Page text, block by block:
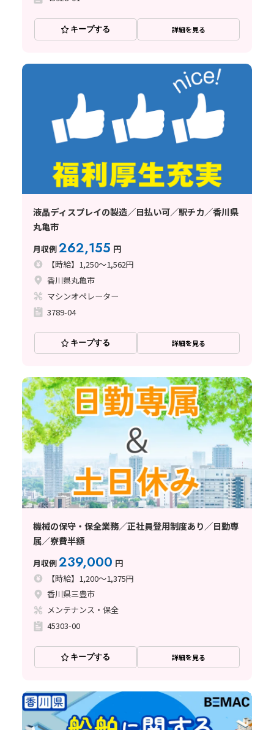
キープする 詳細を見る
液晶ディスプレイの製造／日払い可／駅チカ／香川県
丸亀市
月収例262,155 円
【時給】1,250～1,562円
香川県丸亀市
マシンオペレーター
3789-04
キープする 詳細を見る
機械の保守・保全業務／正社員登用制度あり／日勤専
属／寮費半額
月収例239,000 円
【時給】1,200～1,375円
香川県三豊市
メンテナンス・保全
45303-00
キープする 詳細を見る